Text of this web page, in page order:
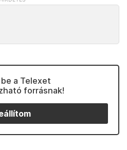
a Telexet
forrásnak!